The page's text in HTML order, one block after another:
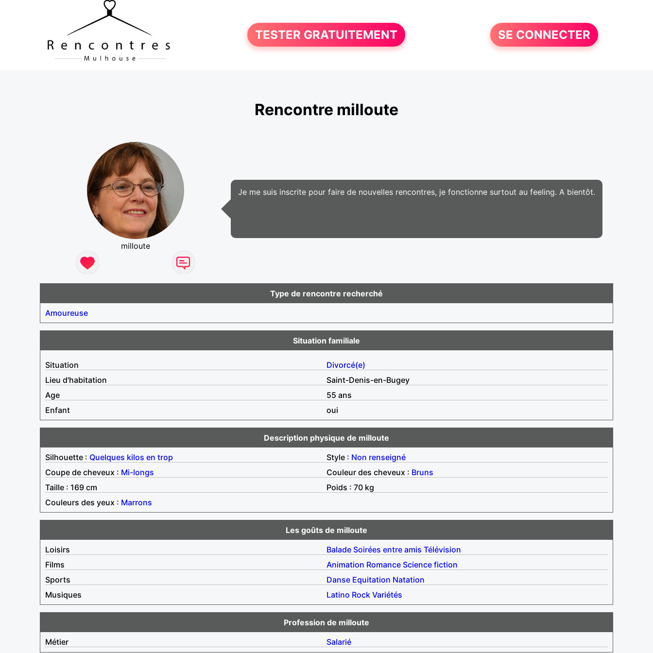
TESTER GRATUITEMENT SE CONNECTER
Rencontre milloute
milloute
Je me suis inscrite pour faire de nouvelles rencontres, je fonctionne surtout au feeling. A bientôt.
Type de rencontre recherché
Amoureuse
Situation familiale
Situation
Divorcé(e)
Lieu d'habitation
Saint-Denis-en-Bugey
Age
55 ans
Enfant
oui
Description physique de milloute
Silhouette : Quelques kilos en trop Style : Non renseigné
Coupe de cheveux : Mi-longs Couleur des cheveux : Bruns
Taille : 169 cm
Poids : 70 kg
Couleurs des yeux : Marrons
Les goûts de milloute
Loisirs
Balade Soirées entre amis Télévision
Films
Animation Romance Science fiction
Sports
Danse Equitation Natation
Musiques
Latino Rock Variétés
Profession de milloute
Métier
Salarié